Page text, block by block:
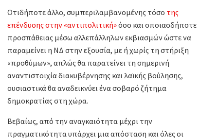
Οτιδήποτε άλλο, συμπεριλαμβανομένης τόσο της
επένδυσης στην «αντιπολιτική»όσο και οποιασδήποτε
προσπάθειας μέσω αλλεπάλληλων εκβιασμών ώστε να
παραμείνει η ΝΔ στην εξουσία, με ή χωρίς τη στήριξη
«προθύμων», απλώς θα παρατείνει τη σημερινή
αναντιστοιχία διακυβέρνησης και λαϊκής βούλησης,
ουσιαστικά θα αναδεικνύει ένα σοβαρό ζήτημα
δημοκρατίας στη χώρα.
Βεβαίως, από την αναγκαιότητα μέχρι την
πραγματικότητα υπάρχει μια απόσταση και όλες οι